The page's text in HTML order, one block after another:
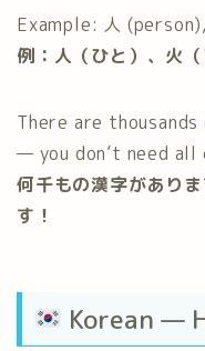
Example: 人
例：人（ひと）、火（
There are
— you don’t need all
何千もの漢字があり
す！
Korean —